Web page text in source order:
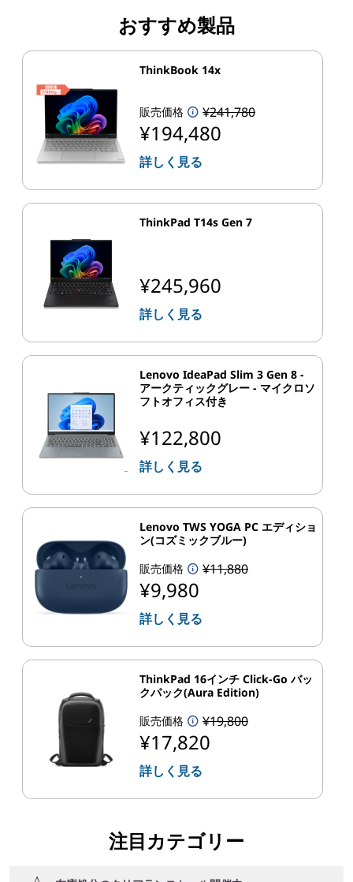
おすすめ製品
ThinkBook 14x
販売価格 ¥241,780
¥194,480
詳しく見る
ThinkPad T14s Gen 7
¥245,960
詳しく見る
Lenovo IdeaPad Slim 3 Gen 8 -
アークティックグレー - マイクロソ
フトオフィス付き
¥122,800
詳しく見る
Lenovo TWS YOGA PC エディショ
ン(コズミックブルー)
販売価格
¥11,880
¥9,980
詳しく見る
ThinkPad 16インチ Click-Go バッ
クパック(Aura Edition)
販売価格
¥19,800
¥17,820
詳しく見る
注目カテゴリー